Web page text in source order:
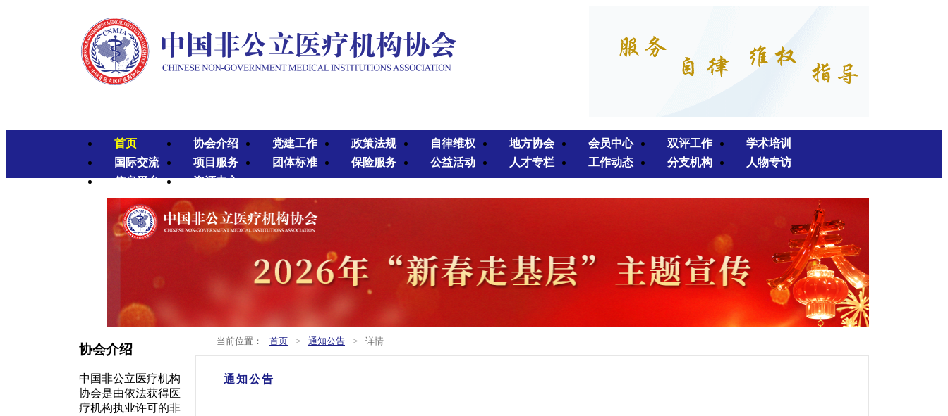
首页 协会介绍 党建工作 政策法规 自律维权 地方协会 会员中心 双评工作
学术培训
国际交流
项目服务 团体标准 保险服务 公益活动 人才专栏 工作动态 分支机构
人物专访
信息平台
资源中心
协会介绍
中国非公立医疗机构
协会是由依法获得医
疗机构执业许可的非
当前位置： 首页 > 通知公告 > 详情
通知公告